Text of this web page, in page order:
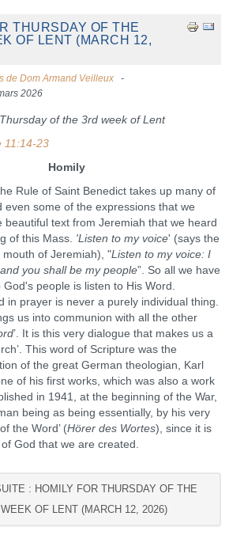
THURSDAY OF THE
OF LENT (MARCH 12,
de Dom Armand Veilleux
2026
of the 3rd week of Lent
11:14-23
Homily
Rule of Saint Benedict takes up many of
even some of the expressions that we
beautiful text from Jeremiah that we heard
of this Mass. 'Listen to my voice' (says the
mouth of Jeremiah), "Listen to my voice: I
you shall be my people”. So all we have
people is listen to His Word.
in prayer is never a purely individual thing.
us into communion with all the other
’. It is this very dialogue that makes us a
This word of Scripture was the
of the great German theologian, Karl
of his first works, which was also a work
in 1941, at the beginning of the War,
being as being essentially, by his very
the Word’ (Hörer des Wortes), since it is
God that we are created.
: HOMILY FOR THURSDAY OF THE
OF LENT (MARCH 12, 2026)